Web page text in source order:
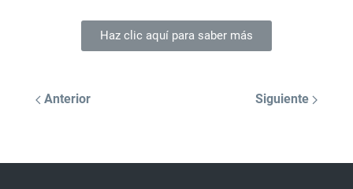
Haz clic aquí para saber más
Anterior Siguiente